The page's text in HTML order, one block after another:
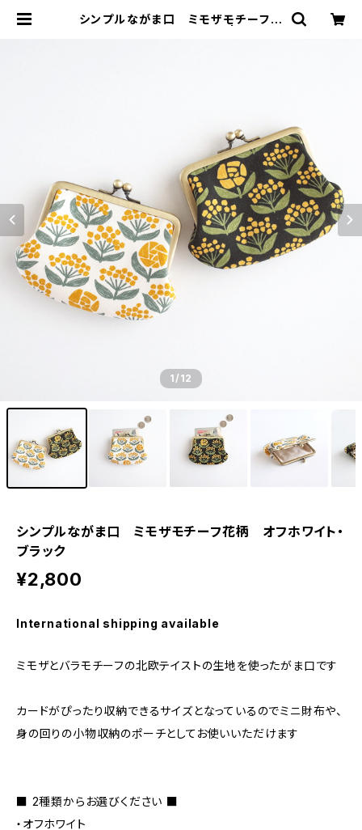
シンプルながま口 ミモザモチーフ花
1/12
シンプルながま口 ミモザモチーフ花柄 オフホワイト・
ブラック
¥2,800
International shipping available
ミモザとバラモチーフの北欧テイストの生地を使ったがま口です
カードがぴったり収納できるサイズとなっているのでミニ財布や、
身の回りの小物収納のポーチとしてお使いいただけます
■ 2種類からお選びください ■
・オフホワイト